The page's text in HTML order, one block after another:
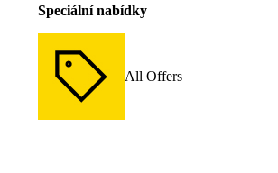
Speciální nabídky
All Offers